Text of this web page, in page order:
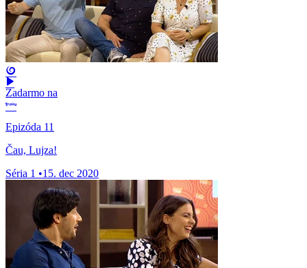
Zadarmo na
Epizóda 11
Čau, Lujza!
Séria 1 •15. dec 2020